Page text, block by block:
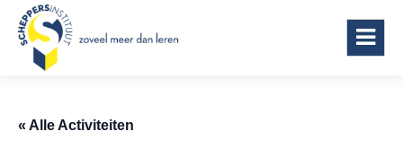
« Alle Activiteiten